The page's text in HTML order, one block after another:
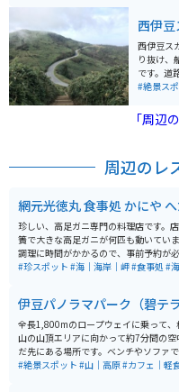
認定され
評価され
ころにあ
瀬崎の美
西伊
西伊豆ス
り抜け、
です。道
ため、景
の両側は
山が広が
度見渡す眺望
足を伸
#絶景ス
「周辺
周辺のレ
網元光徳丸 食事処 かにや
珍しい、高足ガニ専門の料理店です。
簀で大きな高足ガニが何匹も動いてい
調理に時間がかかるので、事前予約が
間に行って２階の食事処で待っていると
#珍スポット #海｜海岸｜岬#食事処 #
伊豆パノラマパーク（碧テラ
全長1,800mのロープウェイに乗って
山の山頂エリアに向かって約7分間の
だ先にある場所です。ベンチやソファ
る人気のスポット『碧テラス』があり
#絶景スポット #山｜高原#カフェ｜軽